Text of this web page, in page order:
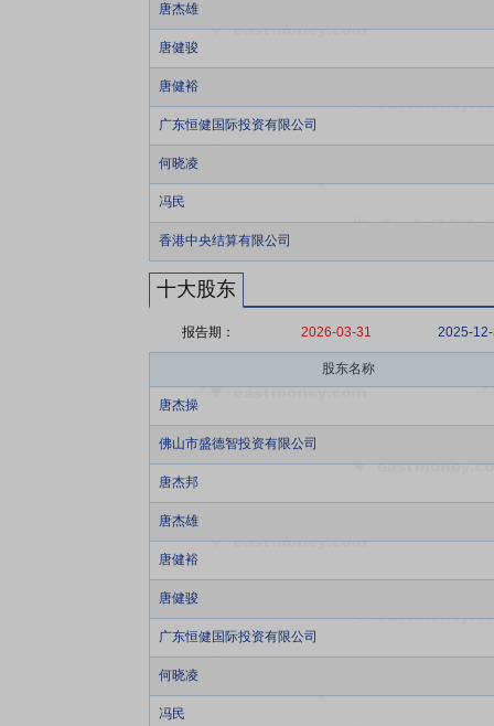
唐杰雄
唐健骏
唐健裕
广东恒健国际投资有限公司
何晓凌
冯民
香港中央结算有限公司
十大股东
报告期： 2026-03-31 2025-
股东名称
唐杰操
佛山市盛德智投资有限公司
唐杰邦
唐杰雄
唐健裕
唐健骏
广东恒健国际投资有限公司
何晓凌
冯民